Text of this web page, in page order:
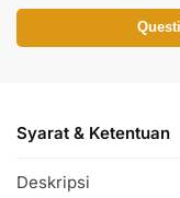
Syarat & Ketentuan
Deskripsi